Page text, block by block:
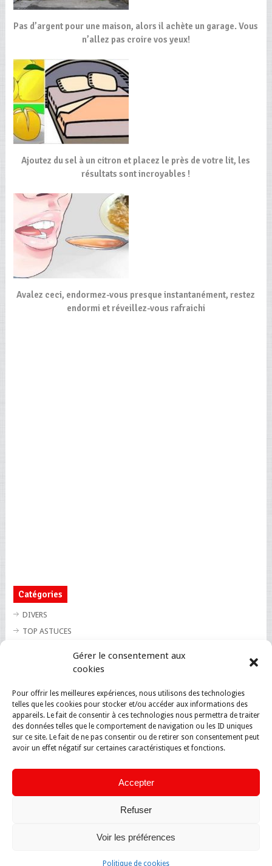
Gérer le consentement aux
cookies
Pour offrir les meilleures expériences, nous utilisons des technologies
telles que les cookies pour stocker et/ou accéder aux informations des
appareils. Le fait de consentir à ces technologies nous permettra de traiter
des données telles que le comportement de navigation ou les ID uniques
sur ce site. Le fait de ne pas consentir ou de retirer son consentement peut
avoir un effet négatif sur certaines caractéristiques et fonctions.
Accepter
Refuser
Voir les préférences
Politique de cookies
Pas d’argent pour une maison, alors il achète un garage. Vous
n’allez pas croire vos yeux!
Ajoutez du sel à un citron et placez le près de votre lit, les
résultats sont incroyables !
Avalez ceci, endormez-vous presque instantanément, restez
endormi et réveillez-vous rafraichi
Catégories
DIVERS
TOP ASTUCES
TOP INSOLITE
TOP SANTE